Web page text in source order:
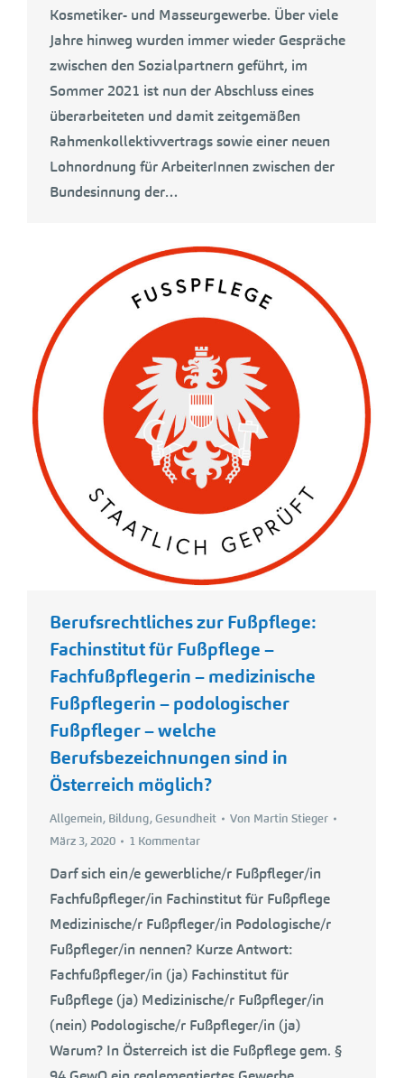
Kosmetiker- und Masseurgewerbe. Über viele
Jahre hinweg wurden immer wieder Gespräche
zwischen den Sozialpartnern geführt, im
Sommer 2021 ist nun der Abschluss eines
überarbeiteten und damit zeitgemäßen
Rahmenkollektivvertrags sowie einer neuen
Lohnordnung für ArbeiterInnen zwischen der
Bundesinnung der…
Berufsrechtliches zur Fußpflege:
Fachinstitut für Fußpflege –
Fachfußpflegerin – medizinische
Fußpflegerin – podologischer
Fußpfleger – welche
Berufsbezeichnungen sind in
Österreich möglich?
Allgemein, Bildung,Gesundheit Von Martin Stieger
März 3, 2020
1 Kommentar
Darf sich ein/e gewerbliche/r Fußpfleger/in
Fachfußpfleger/in Fachinstitut für Fußpflege
Medizinische/r Fußpfleger/in Podologische/r
Fußpfleger/in nennen? Kurze Antwort:
Fachfußpfleger/in (ja) Fachinstitut für
Fußpflege (ja) Medizinische/r Fußpfleger/in
(nein) Podologische/r Fußpfleger/in (ja)
Warum? In Österreich ist die Fußpflege gem. §